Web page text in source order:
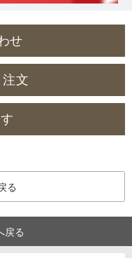
せ
文
る
戻る